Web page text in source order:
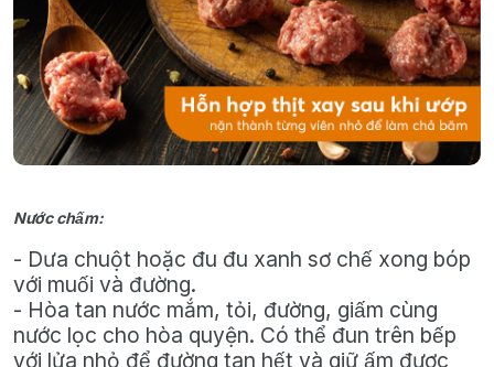
Nước chấm:
- Dưa chuột hoặc đu đu xanh sơ chế xong bóp
với muối và đường.
- Hòa tan nước mắm, tỏi, đường, giấm cùng
nước lọc cho hòa quyện. Có thể đun trên bếp
với lửa nhỏ để đường tan hết và giữ ấm được